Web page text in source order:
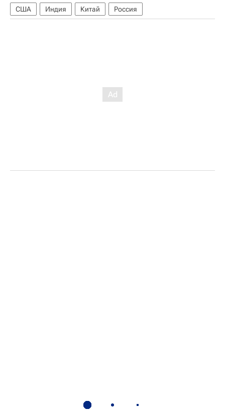
США Индия Китай Россия